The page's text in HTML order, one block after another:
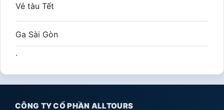
Vé tàu Tết
Ga Sài Gòn
.
CÔNG TY CỔ PHẦN ALLTOURS